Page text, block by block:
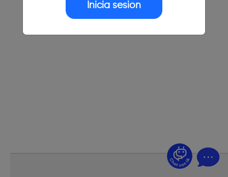
Inicia sesión